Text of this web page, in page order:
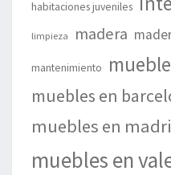
habitaciones juveniles
limpieza madera
mantenimiento
muebles en
muebles en
muebles en